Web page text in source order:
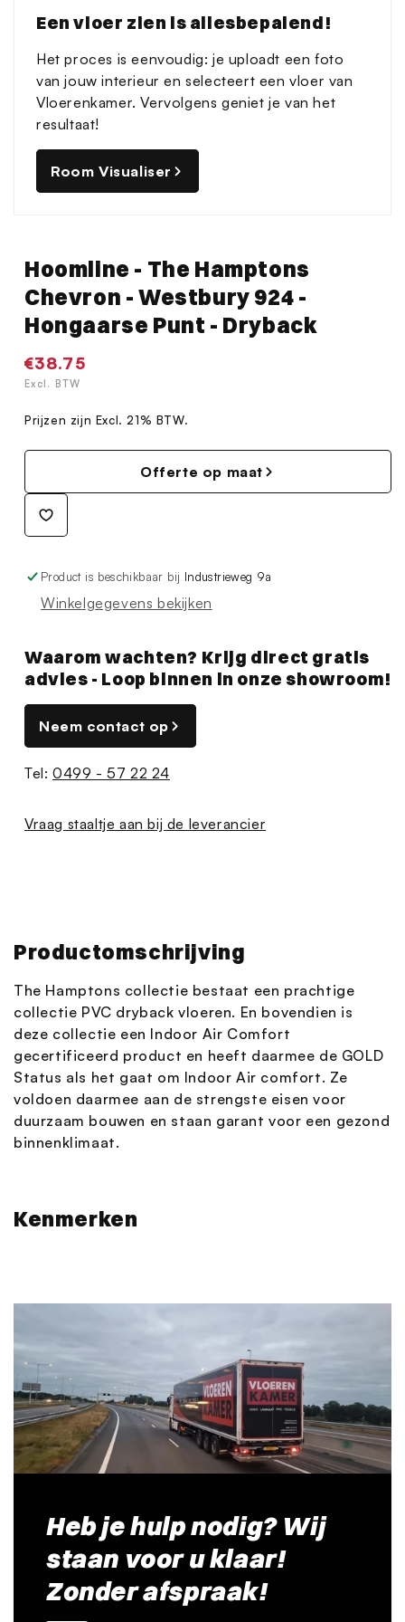
Een vloer zien is allesbepalend!
Het proces is eenvoudig: je uploadt een foto
van jouw interieur en selecteert een vloer van
Vloerenkamer. Vervolgens geniet je van het
resultaat!
Room Visualiser
Hoomline - The Hamptons
Chevron - Westbury 924 -
Hongaarse Punt - Dryback
Normale
prijs
€38.75
Excl. BTW
Prijzen zijn Excl. 21% BTW.
Offerte op maat
Product is beschikbaar bij Industrieweg 9a
Winkelgegevens bekijken
Waarom wachten? Krijg direct gratis
advies - Loop binnen in onze showroom!
Neem contact op
Tel:0499 - 57 22 24
Vraag staaltje aan bij de leverancier
Productomschrijving
The Hamptons collectie bestaat een prachtige
collectie PVC dryback vloeren. En bovendien is
deze collectie een Indoor Air Comfort
gecertificeerd product en heeft daarmee de GOLD
Status als het gaat om Indoor Air comfort. Ze
voldoen daarmee aan de strengste eisen voor
duurzaam bouwen en staan garant voor een gezond
binnenklimaat.
Kenmerken
Heb je hulp nodig? Wij
staan voor u klaar!
Zonder afspraak!